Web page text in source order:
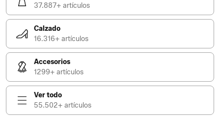
37.887+ artículos
Calzado
16.316+ artículos
Accesorios
1299+ artículos
Ver todo
55.502+ artículos